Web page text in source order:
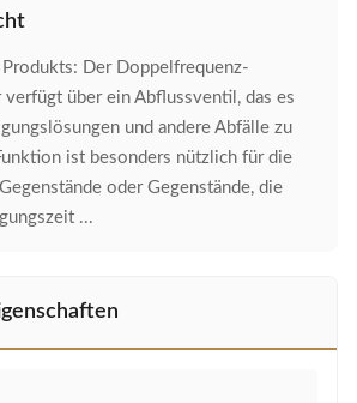
Produkts: Der Doppelfrequenz-
über ein Abflussventil, das es
und andere Abfälle zu
ist besonders nützlich für die
oder Gegenstände, die
...